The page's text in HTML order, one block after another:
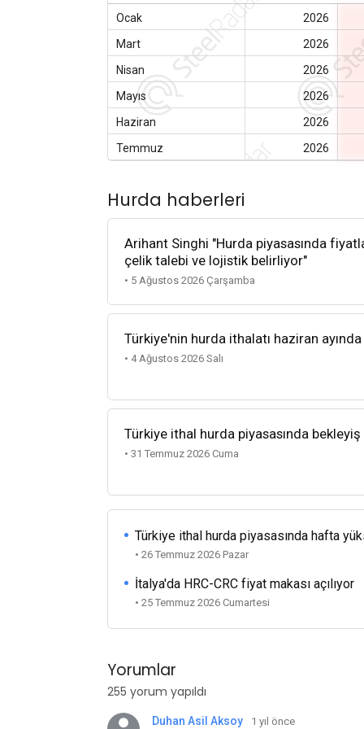
Ocak 2026
Mart
2026
Nisan
2026
Mayıs
2026
Haziran
2026
Temmuz
2026
Hurda haberleri
Arihant Singhi "Hurda piyasasında
çelik talebi ve lojistik belirliyor"
• 5 Ağustos 2026 Çarşamba
Türkiye'nin hurda ithalatı haziran ayında
• 4 Ağustos 2026 Salı
Türkiye ithal hurda piyasasında
• 31 Temmuz 2026 Cuma
Türkiye ithal hurda piyasasında hafta
• 26 Temmuz 2026 Pazar
İtalya'da HRC-CRC fiyat makası açılıyor
• 25 Temmuz 2026 Cumartesi
Yorumlar
255 yorum yapıldı
Duhan Asil Aksoy 1 yıl önce